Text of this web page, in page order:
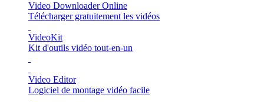
Video Downloader Online
Télécharger gratuitement les vidéos
VideoKit
Kit d'outils vidéo tout-en-un
Video Editor
Logiciel de montage vidéo facile